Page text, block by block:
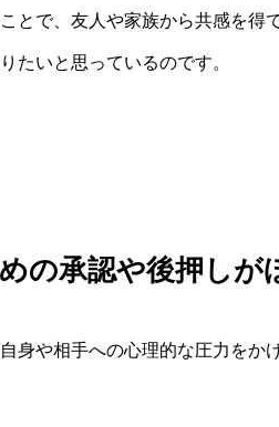
とで、友人や家族から共感を得
たいと思っているのです。
の承認や後押しが
身や相手への心理的な圧力をか